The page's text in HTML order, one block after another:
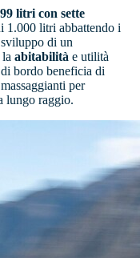
litri con sette
1.000 litri abbattendo i
di un
abitabilità e utilità
di bordo beneficia di
per
lungo raggio.